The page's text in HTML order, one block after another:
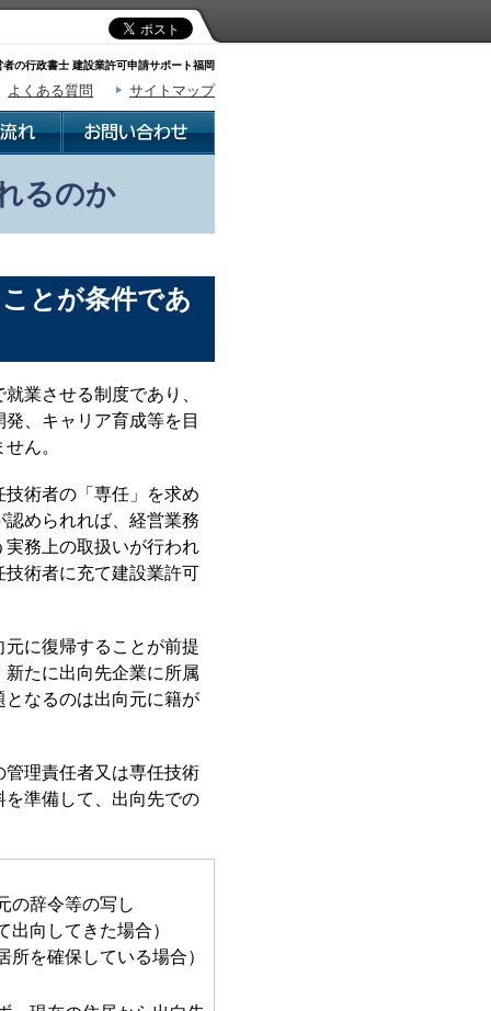
の行政書士 建設業許可申請サポート福岡
よくある質問 サイトマップ
るのか
とが条件であ
業させる制度であり、
、キャリア育成等を目
ん。
術者の「専任」を求め
められれば、経営業務
務上の取扱いが行われ
術者に充て建設業許可
に復帰することが前提
たに出向先企業に所属
なるのは出向元に籍が
理責任者又は専任技術
準備して、出向先での
の辞令等の写し
出向してきた場合）
所を確保している場合）